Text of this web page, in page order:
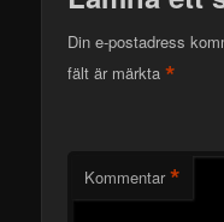
Din e-postadress
fält är märkta*
Kommentar *